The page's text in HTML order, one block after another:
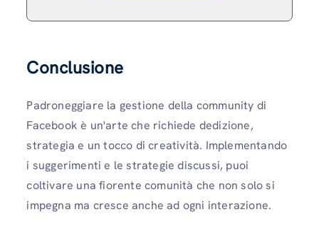
Conclusione
Padroneggiare la gestione della community di
Facebook è un'arte che richiede dedizione,
strategia e un tocco di creatività. Implementando
i suggerimenti e le strategie discussi, puoi
coltivare una fiorente comunità che non solo si
impegna ma cresce anche ad ogni interazione.